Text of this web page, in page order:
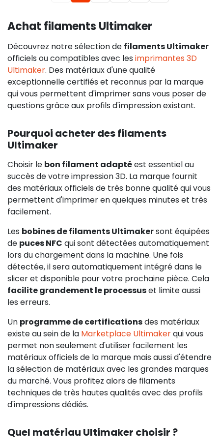
Achat filaments Ultimaker
Découvrez notre sélection de filaments Ultimaker
officiels ou compatibles avec les imprimantes 3D
Ultimaker. Des matériaux d'une qualité
exceptionnelle certifiés et reconnus par la marque
qui vous permettent d'imprimer sans vous poser de
questions grâce aux profils d'impression existant.
Pourquoi acheter des filaments
Ultimaker
Choisir le bon filament adaptéest essentiel au
succès de votre impression 3D. La marque fournit
des matériaux officiels de très bonne qualité qui vous
permettent d'imprimer en quelques minutes et très
facilement.
Les bobines de filaments Ultimakersont équipées
de puces NFC qui sont détectées automatiquement
lors du chargement dans la machine. Une fois
détectée, il sera automatiquement intégré dans le
slicer et disponible pour votre prochaine pièce. Cela
facilite grandement le processuset limite aussi
les erreurs.
Un programme de certificationsdes matériaux
existe au sein de la Marketplace Ultimakerqui vous
permet non seulement d'utiliser facilement les
matériaux officiels de la marque mais aussi d'étendre
la sélection de matériaux avec les grandes marques
du marché. Vous profitez alors de filaments
techniques de très hautes qualités avec des profils
d'impressions dédiés.
Quel matériau Ultimaker choisir ?